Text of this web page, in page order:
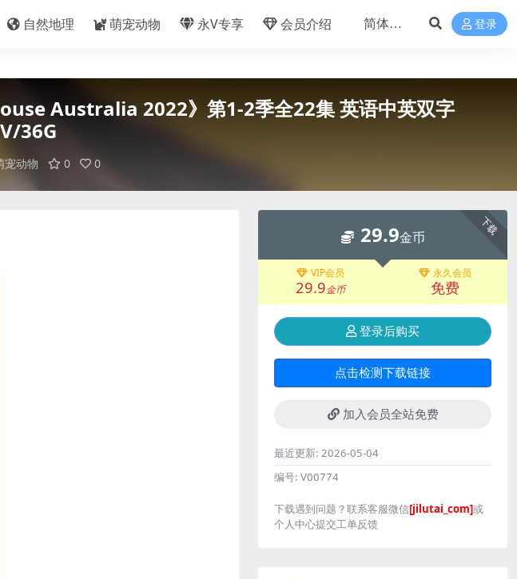
自然地理 萌宠动物 永V专享 会员介绍 登录
Australia 2022》第1-2季全22集 英语中英双字
36G
宠动物 0 0
下载
29.9金币
VIP会员
29.9金币
永久会员
免费
登录后购买
点击检测下载链接
加入会员全站免费
最近更新: 2026-05-04
编号: V00774
下载遇到问题？联系客服微信[jilutai_com]或
个人中心提交工单反馈